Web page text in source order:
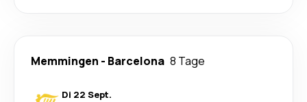
Memmingen - Barcelona 8 Tage
Di 22 Sept.